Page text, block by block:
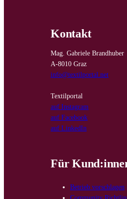
Kontakt
Mag. Gabriele Brandhuber
A-8010 Graz
info@textilportal.net
Textilportal
auf Instagram
auf Facebook
auf LinkedIn
Für
Betrieb vorschlagen